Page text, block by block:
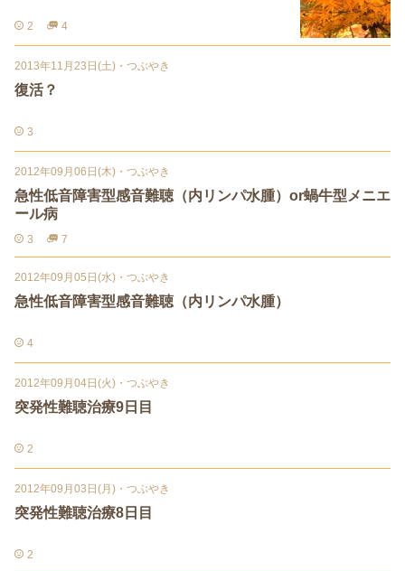
2 4
2013年11月23日(土) ・ つぶやき
復活？
3
2012年09月06日(木) ・ つぶやき
急性低音障害型感音難聴（内リンパ水腫）or蝸牛型メニエ
ール病
3 7
2012年09月05日(水) ・ つぶやき
急性低音障害型感音難聴（内リンパ水腫）
4
2012年09月04日(火) ・ つぶやき
突発性難聴治療9日目
2
2012年09月03日(月) ・ つぶやき
突発性難聴治療8日目
2